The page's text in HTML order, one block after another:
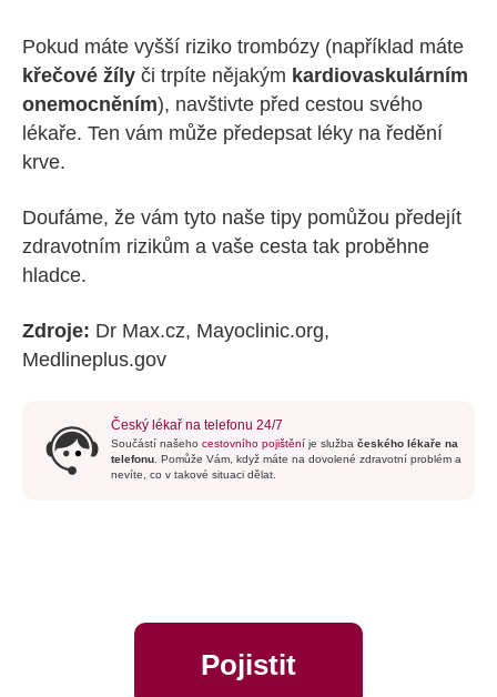
Pokud máte vyšší riziko trombózy (například máte
křečové žíly či trpíte nějakým kardiovaskulárním
onemocněním), navštivte před cestou svého
lékaře. Ten vám může předepsat léky na ředění
krve.
Doufáme, že vám tyto naše tipy pomůžou předejít
zdravotním rizikům a vaše cesta tak proběhne
hladce.
Zdroje: Dr Max.cz, Mayoclinic.org,
Medlineplus.gov
Český lékař na telefonu 24/7
Součástí našeho cestovního pojištění je služba českého lékaře na
telefonu. Pomůže Vám, když máte na dovolené zdravotní problém a
nevíte, co v takové situaci dělat.
Pojistit